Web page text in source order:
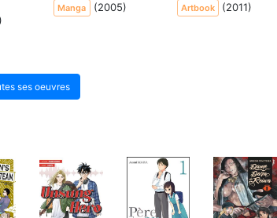
Manga (2005) Artbook (2011)
ses oeuvres